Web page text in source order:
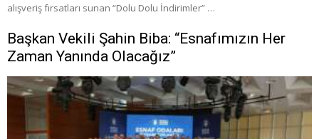
alışveriş fırsatları sunan “Dolu Dolu İndirimler” …
Başkan Vekili Şahin Biba: “Esnafımızın Her
Zaman Yanında Olacağız”